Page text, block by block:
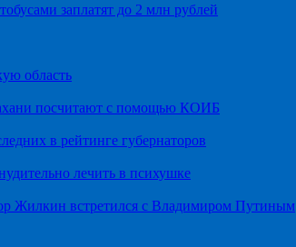
заплатят до 2 млн рублей
область
посчитают с помощью КОИБ
в рейтинге губернаторов
лечить в психушке
Жилкин встретился с Владимиром Путиным